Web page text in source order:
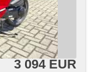
3 094 EUR